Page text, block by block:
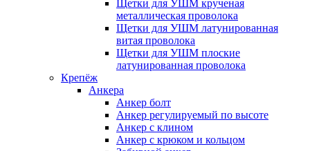
Щетки для УШМ крученая
металлическая проволока
Щетки для УШМ латунированная
витая проволока
Щетки для УШМ плоские
латунированная проволока
Крепёж
Анкера
Анкер болт
Анкер регулируемый по высоте
Анкер с клином
Анкер с крюком и кольцом